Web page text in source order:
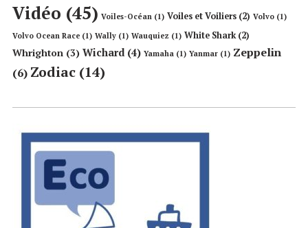
Vidéo (45) Voiles-Océan (1) Voiles et Voiliers (2) Volvo (1)
Volvo Ocean Race (1) Wally (1) Wauquiez (1) White Shark(2)
Whrighton (3) Wichard(4) Yamaha (1) Yanmar (1) Zeppelin
(6) Zodiac (14)